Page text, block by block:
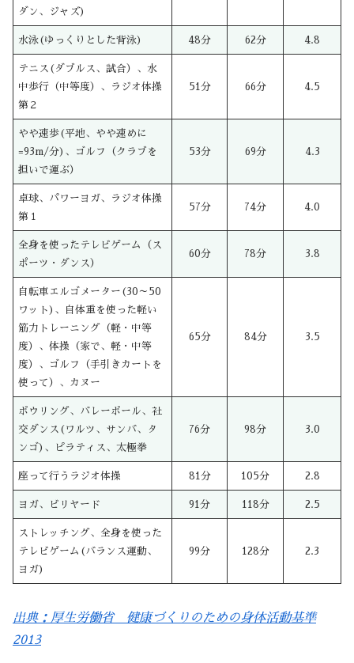
ダン、ジャズ)
水泳(ゆっくりとした背泳) 48分 62分 4.8
テニス(ダブルス、試合）、水
中歩行（中等度）、ラジオ体操
第２
51分 66分 4.5
やや速歩(平地、やや速めに
=93m/分)、ゴルフ（クラブを
担いで運ぶ）
53分 69分 4.3
卓球、パワーヨガ、ラジオ体操
第１
57分 74分 4.0
全身を使ったテレビゲーム（ス
ポーツ・ダンス）
60分 78分 3.8
自転車エルゴメーター(30～50
ワット)、自体重を使った軽い
筋力トレーニング（軽・中等
度）、体操（家で、軽・中等
度）、ゴルフ（手引きカートを
使って）、カヌー
65分 84分 3.5
ボウリング、バレーボール、社
交ダンス(ワルツ、サンバ、タ
ンゴ)、ピラティス、太極拳
76分 98分 3.0
座って行うラジオ体操 81分 105分 2.8
ヨガ、ビリヤード 91分 118分 2.5
ストレッチング、全身を使った
テレビゲーム(バランス運動、
ヨガ)
99分 128分 2.3
出典：厚生労働省 健康づくりのための身体活動基準
2013